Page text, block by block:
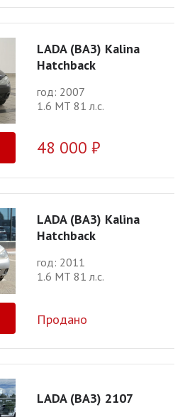
LADA (ВАЗ) Kalina
Hatchback
год: 2007
1.6 МТ 81 л.с.
48 000 ₽
LADA (ВАЗ) Kalina
Hatchback
год: 2011
1.6 МТ 81 л.с.
Продано
LADA (ВАЗ) 2107